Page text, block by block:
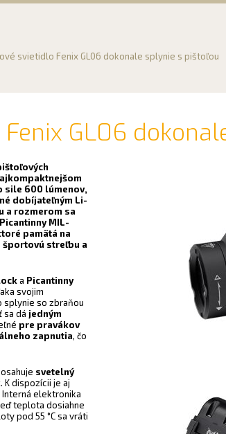
svietidlo Fenix GL06 dokonale splynie s pištoľou
GL06
sile 600 lúmenov,
dobíjateľným Li-
a rozmerom sa
MIL-
pamätá na
streľbu a
a Picantinny
svojim
splynie so zbraňou
sa dá jedným
pre pravákov
zapnutia, čo
svetelný
K dispozícii je aj
elektronika
teplota dosiahne
pod 55 °C sa vráti